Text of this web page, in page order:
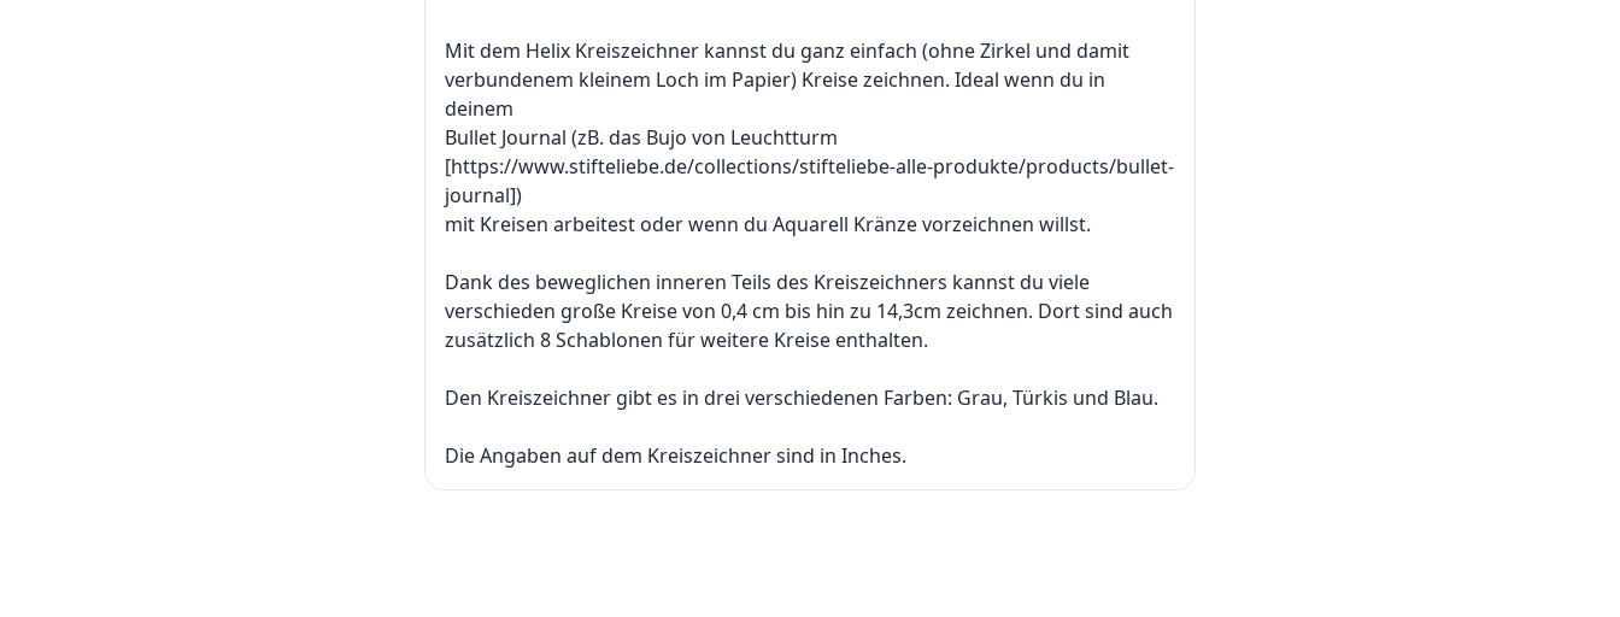
Mit dem Helix Kreiszeichner kannst du ganz einfach (ohne Zirkel und damit
verbundenem kleinem Loch im Papier) Kreise zeichnen. Ideal wenn du in
deinem
Bullet Journal (zB. das Bujo von Leuchtturm
[https://www.stifteliebe.de/collections/stifteliebe-alle-produkte/products/bullet-
journal])
mit Kreisen arbeitest oder wenn du Aquarell Kränze vorzeichnen willst.
Dank des beweglichen inneren Teils des Kreiszeichners kannst du viele
verschieden große Kreise von 0,4 cm bis hin zu 14,3cm zeichnen. Dort sind auch
zusätzlich 8 Schablonen für weitere Kreise enthalten.
Den Kreiszeichner gibt es in drei verschiedenen Farben: Grau, Türkis und Blau.
Die Angaben auf dem Kreiszeichner sind in Inches.